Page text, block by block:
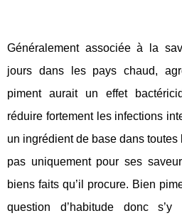
Généralement associée à la
jours dans les pays chaud,
piment aurait un effet
réduire fortement les infections
un ingrédient de base dans
pas uniquement pour ses
biens faits qu’il procure. Bien
question d’habitude donc